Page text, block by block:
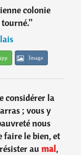
colonie
tourné.”
Image
considérer la
; vous y
nous
faire le bien, et
au mal,